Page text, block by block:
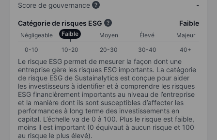
Score de gouvernance
-
Catégorie de risques ESG Faible
Négligeable Faible Moyen Élevé
Majeur
0-10
10-20 20-30 30-40 40+
Le risque ESG permet de mesurer la façon dont une
entreprise gère les risques ESG importants. La catégorie
de risque ESG de Sustainalytics est conçue pour aider
les investisseurs à identifier et à comprendre les risques
ESG financièrement importants au niveau de l’entreprise
et la manière dont ils sont susceptibles d’affecter les
performances à long terme des investissements en
capital. L’échelle va de 0 à 100. Plus le risque est faible,
moins il est important (0 équivaut à aucun risque et 100
au risque le plus élevé).